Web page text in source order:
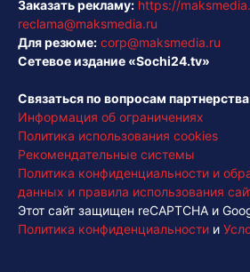
Заказать рекламу: https://
reclama@maksmedia.ru
Для резюме: corp@maksmedia.ru
Сетевое издание «Sochi24.tv»
Связаться по вопросам
Информация об ограничениях
Политика использования cookies
Рекомендательные системы
Политика конфиденциальности и
данных и правила использования
Этот сайт защищен reCAPTCHA и
Политика конфиденциальности и